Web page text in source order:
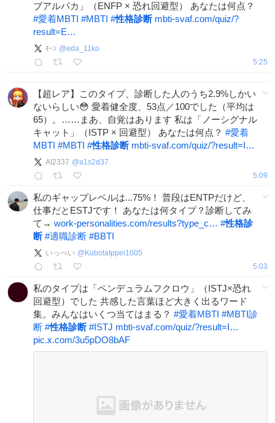
ブアルパカ」（ENFP × 恐れ回避型） あなたは何点？
#愛着MBTI #MBTI #性格診断 mbti-svaf.com/quiz/?
result=E…
ﾓｰﾝ @eda_11ko
5:25
【超レア】このタイプ、診断した人のうち2.9%しかい
ないらしい😳 愛着健全度、53点／100でした（平均は
65）。……まあ、自覚はあります 私は「ノーシグナル
キャット」（ISTP × 回避型） あなたは何点？ #愛着
MBTI #MBTI #性格診断 mbti-svaf.com/quiz/?result=I…
AI2337 @a1s2d37
5:09
私のギャップレベルは...75%！ 普段はENTPだけど、
仕事だとESTJです！ あなたは何タイプ？診断してみ
て→ work-personalities.com/results?type_c… #性格診
断 #適職診断 #BBTI
いっぺい @ KubotaIppei1005
5:03
私のタイプは「ペンデュラムフクロウ」（ISTJ×恐れ
回避型）でした 共感した言葉ほど大きく出るワード
集。みんなはいくつ当てはまる？ #愛着MBTI #MBTI診
断 #性格診断 #ISTJ mbti-svaf.com/quiz/?result=I…
pic.x.com/3u5pDO8bAF